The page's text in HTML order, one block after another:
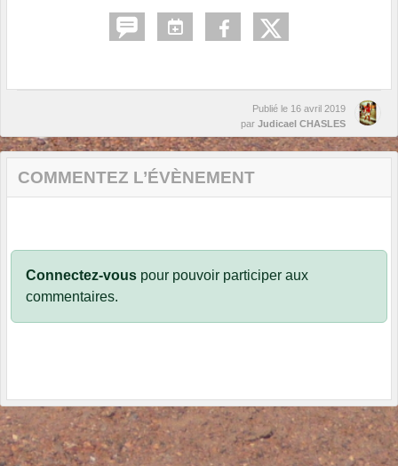
Publié le 16 avril 2019
par Judicael CHASLES
COMMENTEZ L’ÉVÈNEMENT
Connectez-vous pour pouvoir participer aux
commentaires.